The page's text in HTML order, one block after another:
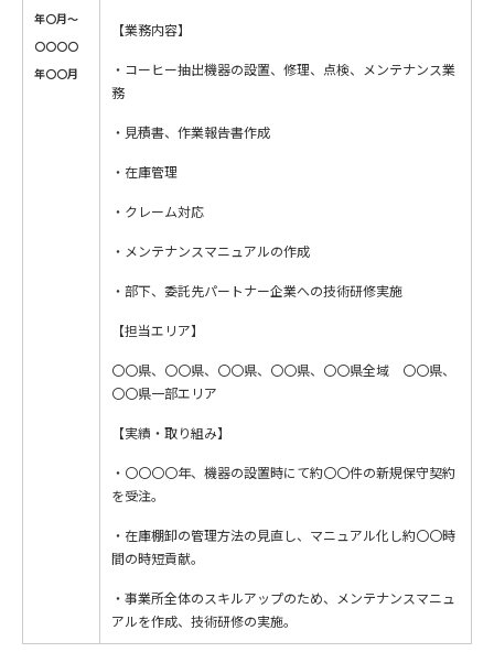
年〇月～
〇〇〇〇
年〇〇月
【業務内容】
・コーヒー抽出機器の設置、修理、点検、メンテナンス業
務
・見積書、作業報告書作成
・在庫管理
・クレーム対応
・メンテナンスマニュアルの作成
・部下、委託先パートナー企業への技術研修実施
【担当エリア】
〇〇県、〇〇県、〇〇県、〇〇県、〇〇県全域 〇〇県、
〇〇県一部エリア
【実績・取り組み】
・〇〇〇〇年、機器の設置時にて約〇〇件の新規保守契約
を受注。
・在庫棚卸の管理方法の見直し、マニュアル化し約〇〇時
間の時短貢献。
・事業所全体のスキルアップのため、メンテナンスマニュ
アルを作成、技術研修の実施。